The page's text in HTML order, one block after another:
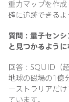
重力マップを作
確に追跡できるよ
質問：量子セン
と見つかるように
回答：SQUID（
地球の磁場の1億
ーストラリアだ
ています。